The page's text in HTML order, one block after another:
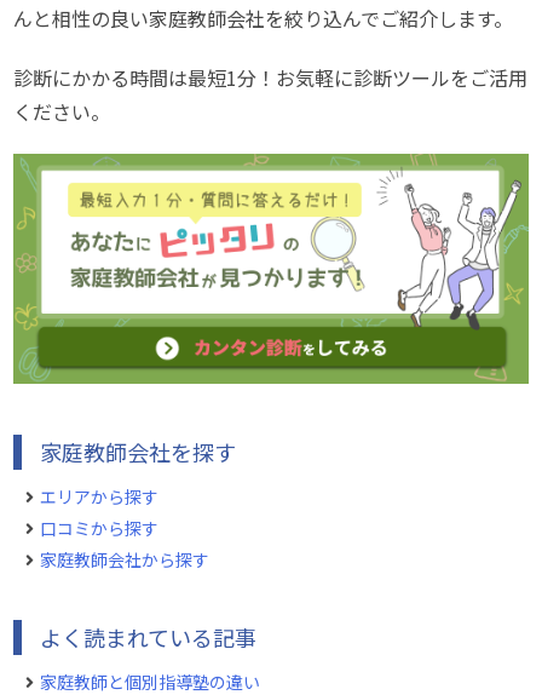
んと相性の良い家庭教師会社を絞り込んでご紹介します。
診断にかかる時間は最短1分！お気軽に診断ツールをご活用
ください。
家庭教師会社を探す
エリアから探す
口コミから探す
家庭教師会社から探す
よく読まれている記事
家庭教師と個別指導塾の違い